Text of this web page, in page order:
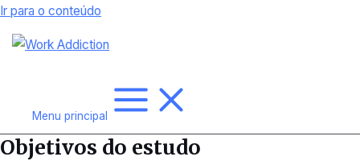
Ir para o conteúdo
Menu principal
Objetivos do estudo